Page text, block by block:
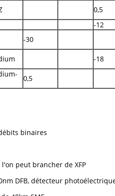
0,5
-12
-30
-18
0,5
binaires
peut brancher de XFP
DFB, détecteur